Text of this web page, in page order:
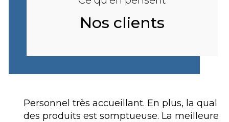
Nos clients
Personnel très accueillant. En plus, la qualité
des produits est somptueuse. La meilleure